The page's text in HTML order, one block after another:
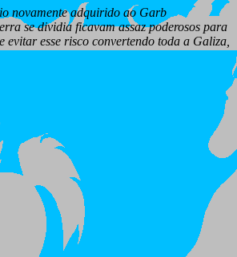
novamente adquirido ao Garb
se dividia ficavam assaz poderosos para
evitar esse risco convertendo toda a Galiza,